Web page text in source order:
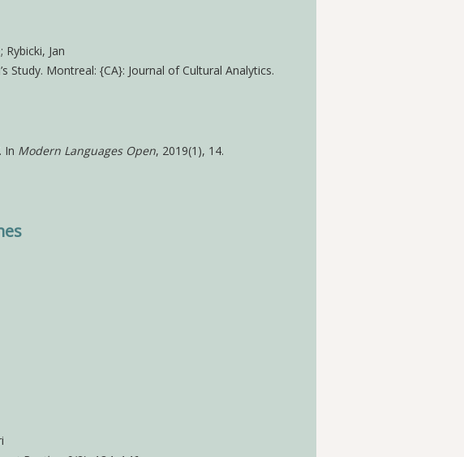
Jan
Study. Montreal: {CA}: Journal of Cultural Analytics.
In Modern Languages Open, 2019(1), 14.